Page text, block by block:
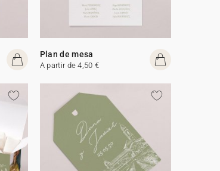
Plan de mesa
A partir de 4,50 €